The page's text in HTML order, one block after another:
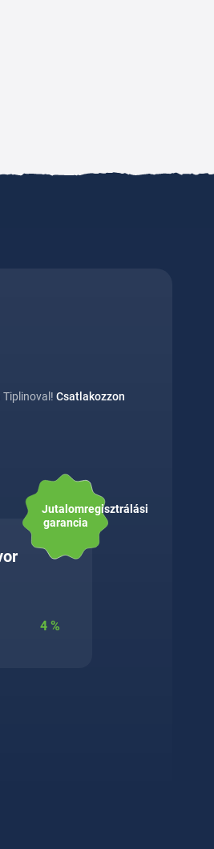
Tiplinoval! Csatlakozzon
4 %
Jutalomregisztrálási
garancia